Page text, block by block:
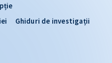
Ghiduri de investigații